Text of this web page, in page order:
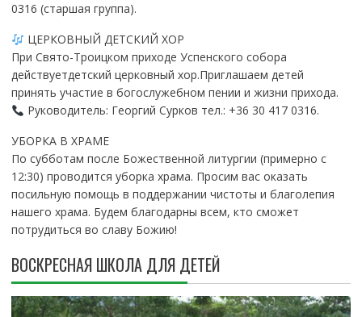
0316 (старшая группа).
ЦЕРКОВНЫЙ ДЕТСКИЙ ХОР
При Свято-Троицком приходе Успенского собора
действуетдетский церковный хор.Приглашаем детей
принять участие в богослужебном пении и жизни прихода.
Руководитель: Георгий Сурков тел.: +36 30 417 0316.
УБОРКА В ХРАМЕ
По субботам после Божественной литургии (примерно с
12:30) проводится уборка храма. Просим вас оказать
посильную помощь в поддержании чистоты и благолепия
нашего храма. Будем благодарны всем, кто сможет
потрудиться во славу Божию!
ВОСКРЕСНАЯ ШКОЛА ДЛЯ ДЕТЕЙ